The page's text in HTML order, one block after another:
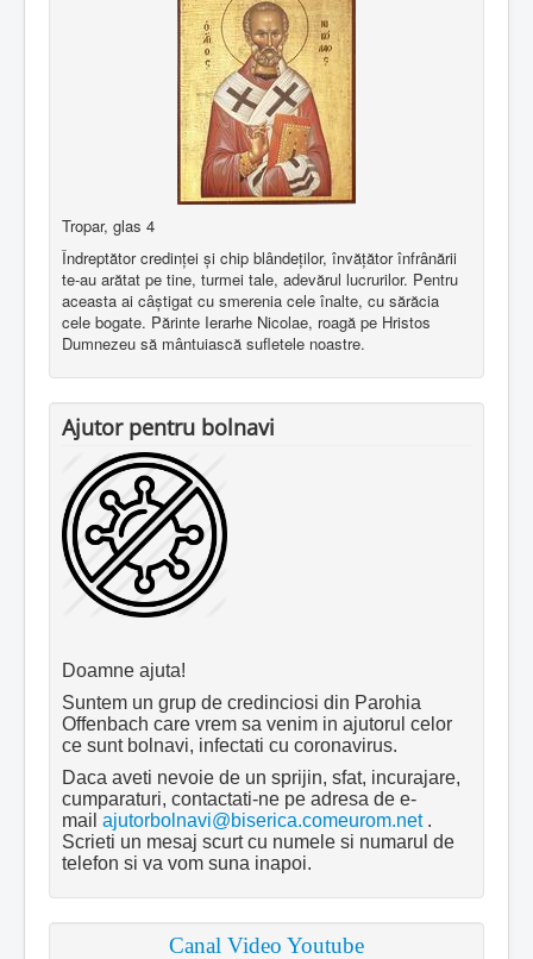
Tropar, glas 4
Îndreptător credinţei şi chip blândeţilor, învăţător înfrânării
te-au arătat pe tine, turmei tale, adevărul lucrurilor. Pentru
aceasta ai câştigat cu smerenia cele înalte, cu sărăcia
cele bogate. Părinte Ierarhe Nicolae, roagă pe Hristos
Dumnezeu să mântuiască sufletele noastre.
Ajutor pentru bolnavi
Doamne ajuta!
Suntem un grup de credinciosi din Parohia
Offenbach care vrem sa venim in ajutorul celor
ce sunt bolnavi, infectati cu coronavirus.
Daca aveti nevoie de un sprijin, sfat, incurajare,
cumparaturi, contactati-ne pe adresa de e-
mail ajutorbolnavi@biserica.comeurom.net.
Scrieti un mesaj scurt cu numele si numarul de
telefon si va vom suna inapoi.
Canal Video Youtube